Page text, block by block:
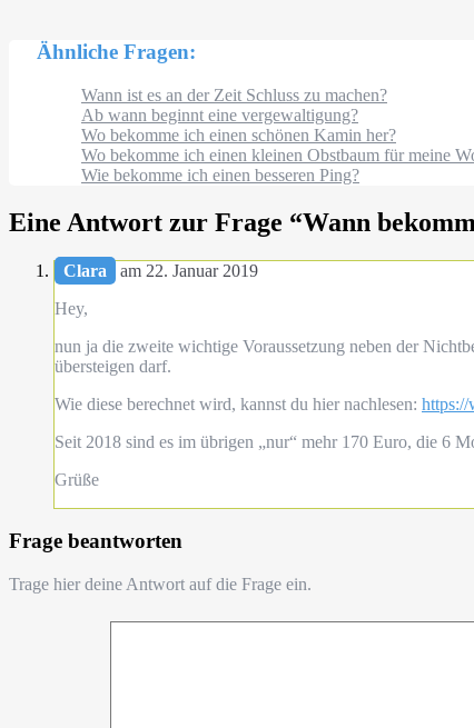
Ähnliche Fragen:
Wann ist es an der Zeit Schluss zu machen?
Ab wann beginnt eine vergewaltigung?
Wo bekomme ich einen schönen Kamin her?
Wo bekomme ich einen kleinen Obstbaum für meine
Wie bekomme ich einen besseren Ping?
Eine Antwort zur Frage “Wann
Clara
am 22. Januar 2019
Hey,
nun ja die zweite wichtige Voraussetzung neben der
übersteigen darf.
Wie diese berechnet wird, kannst du hier nachlesen: https://
Seit 2018 sind es im übrigen „nur“ mehr 170 Euro, die 6
Grüße
Frage beantworten
Trage hier deine Antwort auf die Frage ein.